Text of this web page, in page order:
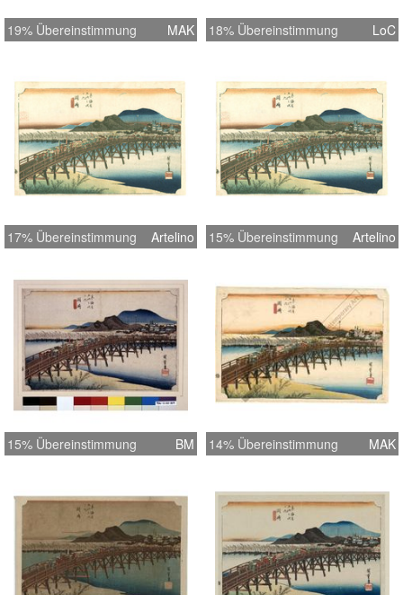
19% Übereinstimmung MAK 18% Übereinstimmung LoC
17% Übereinstimmung Artelino 15% Übereinstimmung Artelino
15% Übereinstimmung BM 14% Übereinstimmung MAK